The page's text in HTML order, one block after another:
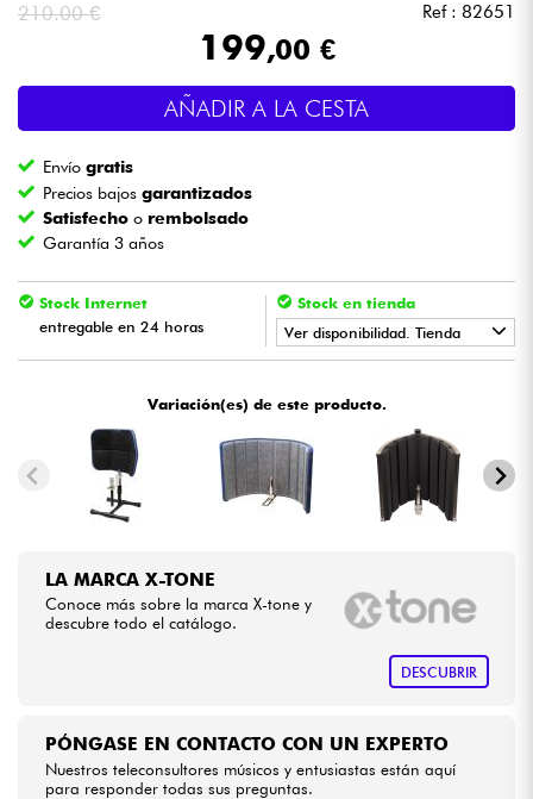
Sistemas de Sonido
Luces
Vientos
Violines y cuarteto
Cables & Acces.
HiFi
Bundle
Ver nuestras marcas
210.00 € Ref : 82651
199,00 €
AÑADIR A LA CESTA
Envíogratis
Precios bajosgarantizados
Satisfecho o rembolsado
Garantía 3 años
Stock Internet
entregable en 24 horas
Stock en tienda
Ver disponibilidad. Tienda
• BRUXELLES
• Star LILLE
• Music TOULOUSE
Variación(es) de este producto.
LA MARCA X-TONE
Conoce más sobre la marca X-tone y
descubre todo el catálogo.
DESCUBRIR
PÓNGASE EN CONTACTO CON UN EXPERTO
Nuestros teleconsultores músicos y entusiastas están aquí
para responder todas sus preguntas.